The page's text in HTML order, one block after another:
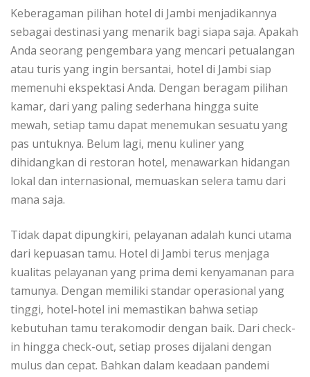
Keberagaman pilihan hotel di Jambi menjadikannya
sebagai destinasi yang menarik bagi siapa saja. Apakah
Anda seorang pengembara yang mencari petualangan
atau turis yang ingin bersantai, hotel di Jambi siap
memenuhi ekspektasi Anda. Dengan beragam pilihan
kamar, dari yang paling sederhana hingga suite
mewah, setiap tamu dapat menemukan sesuatu yang
pas untuknya. Belum lagi, menu kuliner yang
dihidangkan di restoran hotel, menawarkan hidangan
lokal dan internasional, memuaskan selera tamu dari
mana saja.
Tidak dapat dipungkiri, pelayanan adalah kunci utama
dari kepuasan tamu. Hotel di Jambi terus menjaga
kualitas pelayanan yang prima demi kenyamanan para
tamunya. Dengan memiliki standar operasional yang
tinggi, hotel-hotel ini memastikan bahwa setiap
kebutuhan tamu terakomodir dengan baik. Dari check-
in hingga check-out, setiap proses dijalani dengan
mulus dan cepat. Bahkan dalam keadaan pandemi